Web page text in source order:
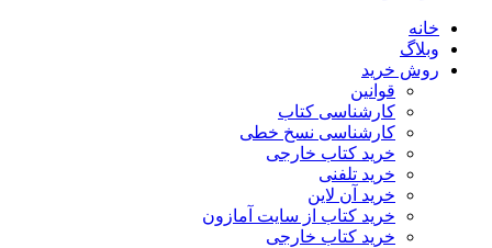
خانه
وبلاگ
روش خرید
قوانین
کارشناسی کتاب
کارشناسی نسخ خطی
خرید کتاب خارجی
خرید تلفنی
خرید آن لاین
خرید کتاب از سایت آمازون
خرید کتاب خارجی